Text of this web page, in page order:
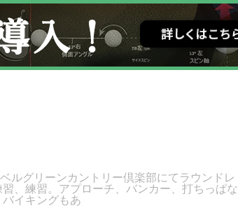
ルグリーンカントリー倶楽部にてラウンドレ
、練習。アプローチ、バンカー、打ちっぱな
イキングもあ